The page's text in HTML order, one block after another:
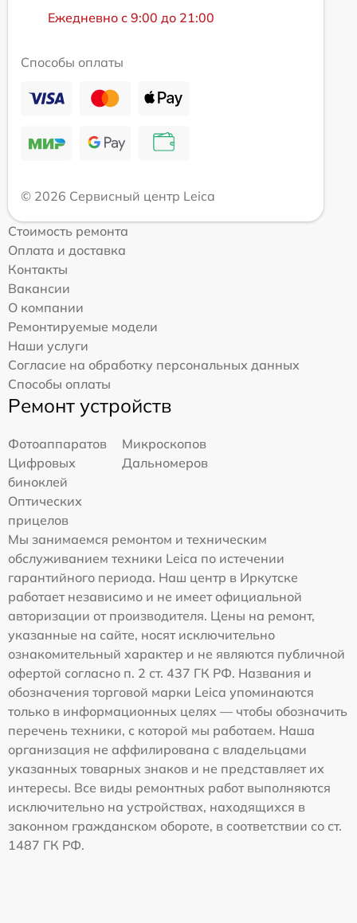
Ежедневно с 9:00 до 21:00
Способы оплаты
© 2026 Сервисный центр Leica
Стоимость ремонта
Оплата и доставка
Контакты
Вакансии
О компании
Ремонтируемые модели
Наши услуги
Согласие на обработку персональных данных
Способы оплаты
Ремонт устройств
Фотоаппаратов
Микроскопов
Цифровых
биноклей
Дальномеров
Оптических
прицелов
Мы занимаемся ремонтом и техническим
обслуживанием техники Leica по истечении
гарантийного периода. Наш центр в Иркутске
работает независимо и не имеет официальной
авторизации от производителя. Цены на ремонт,
указанные на сайте, носят исключительно
ознакомительный характер и не являются публичной
офертой согласно п. 2 ст. 437 ГК РФ. Названия и
обозначения торговой марки Leica упоминаются
только в информационных целях — чтобы обозначить
перечень техники, с которой мы работаем. Наша
организация не аффилирована с владельцами
указанных товарных знаков и не представляет их
интересы. Все виды ремонтных работ выполняются
исключительно на устройствах, находящихся в
законном гражданском обороте, в соответствии со ст.
1487 ГК РФ.